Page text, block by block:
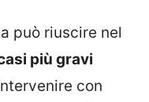
può riuscire nel
più gravi
con